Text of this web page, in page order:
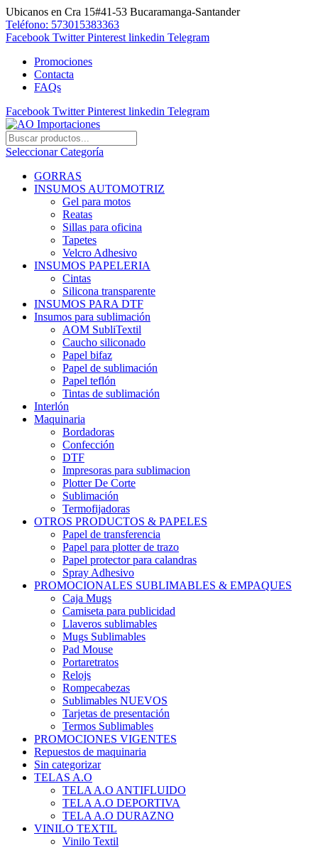
Ubicanos en Cra 15#41-53 Bucaramanga-Santander
Teléfono: 573015383363
Facebook Twitter Pinterest linkedin Telegram
Promociones
Contacta
FAQs
Facebook Twitter Pinterest linkedin Telegram
Seleccionar Categoría
GORRAS
INSUMOS AUTOMOTRIZ
Gel para motos
Reatas
Sillas para oficina
Tapetes
Velcro Adhesivo
INSUMOS PAPELERIA
Cintas
Silicona transparente
INSUMOS PARA DTF
Insumos para sublimación
AOM SubliTextil
Caucho siliconado
Papel bifaz
Papel de sublimación
Papel teflón
Tintas de sublimación
Interlón
Maquinaria
Bordadoras
Confección
DTF
Impresoras para sublimacion
Plotter De Corte
Sublimación
Termofijadoras
OTROS PRODUCTOS & PAPELES
Papel de transferencia
Papel para plotter de trazo
Papel protector para calandras
Spray Adhesivo
PROMOCIONALES SUBLIMABLES & EMPAQUES
Caja Mugs
Camiseta para publicidad
Llaveros sublimables
Mugs Sublimables
Pad Mouse
Portaretratos
Relojs
Rompecabezas
Sublimables NUEVOS
Tarjetas de presentación
Termos Sublimables
PROMOCIONES VIGENTES
Repuestos de maquinaria
Sin categorizar
TELAS A.O
TELA A.O ANTIFLUIDO
TELA A.O DEPORTIVA
TELA A.O DURAZNO
VINILO TEXTIL
Vinilo Textil